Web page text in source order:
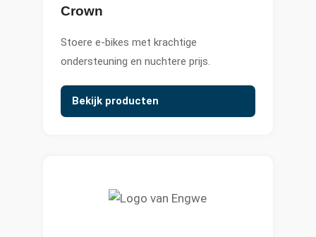
Crown
Stoere e-bikes met krachtige
ondersteuning en nuchtere prijs.
Bekijk producten